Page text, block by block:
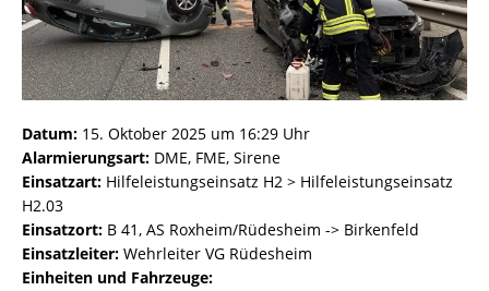
Datum: 15. Oktober 2025 um 16:29 Uhr
Alarmierungsart: DME, FME, Sirene
Einsatzart: Hilfeleistungseinsatz H2 > Hilfeleistungseinsatz
H2.03
Einsatzort: B 41, AS Roxheim/Rüdesheim -> Birkenfeld
Einsatzleiter: Wehrleiter VG Rüdesheim
Einheiten und Fahrzeuge: